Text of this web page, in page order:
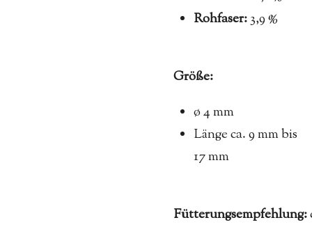
Rohfaser:3,9 %
Größe:
ø 4 mm
Länge ca. 9 mm bis
17 mm
Fütterungsempfehlung: